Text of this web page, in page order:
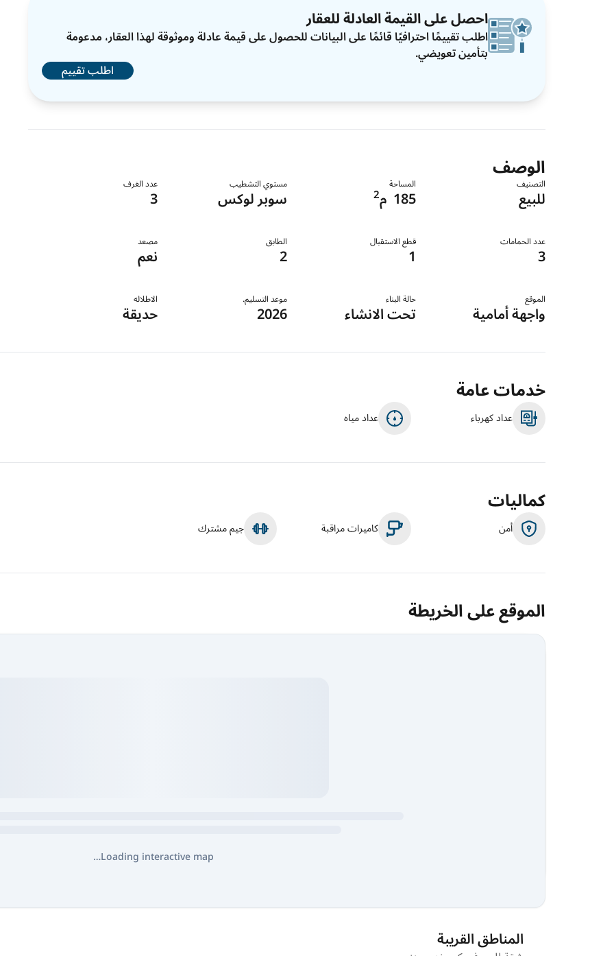
احصل على القيمة العادلة للعقار
اطلب تقييمًا احترافيًا قائمًا على البيانات للحصول على قيمة عادلة وموثوقة لهذا العقار، مدعومة
بتأمين تعويضي.
اطلب تقييم
الوصف
التصنيف
للبيع
المساحة
185 م2 مستوي التشطيب
سوبر لوكس
عدد الغرف
3
عدد الحمامات
3
قطع الاستقبال
1
الطابق
2
مصعد
نعم
الموقع
واجهة أمامية
حالة البناء
تحت الانشاء
موعد التسليم.
2026
الاطلاله
حديقة
خدمات عامة
عداد كهرباء عداد مياه
كماليات
أمن كاميرات مراقبة جيم مشترك
الموقع على الخريطة
Loading interactive map…
المناطق القريبة